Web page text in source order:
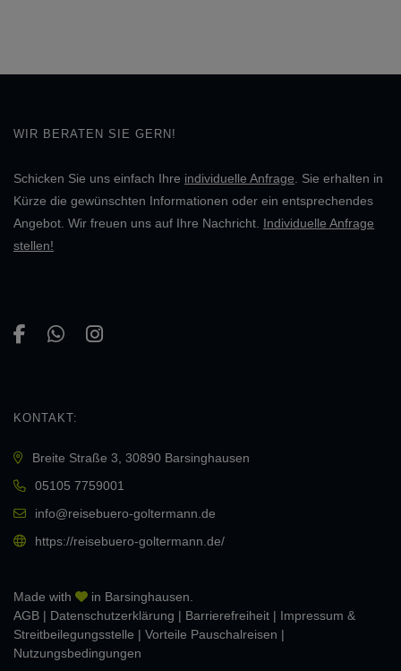
WIR BERATEN SIE GERN!
Schicken Sie uns einfach Ihre individuelle Anfrage . Sie erhalten in
Kürze die gewünschten Informationen oder ein entsprechendes
Angebot. Wir freuen uns auf Ihre Nachricht. Individuelle Anfrage
stellen!
KONTAKT:
Breite Straße 3, 30890 Barsinghausen
05105 7759001
info@reisebuero-goltermann.de
https://reisebuero-goltermann.de/
Made with
in Barsinghausen.
AGB | Daten­schutz­erklärung | Barrierefreiheit | Impressum &
Streitbeilegungsstelle | Vorteile Pauschalreisen |
Nutzungsbedingungen